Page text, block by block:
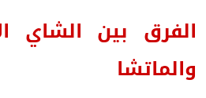
الفرق بين الشاي
والماتشا